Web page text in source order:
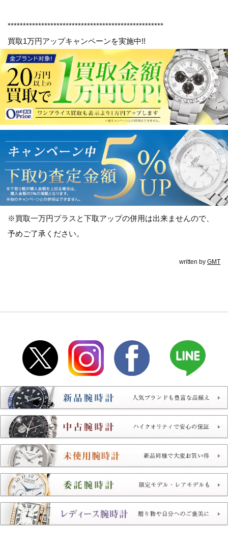
***************************************************
買取1万円アップキャンペーンを実施中!!
※買取一万円プラスと下取アップの併用は出来ませんので、
予めご了承ください。
written by GMT